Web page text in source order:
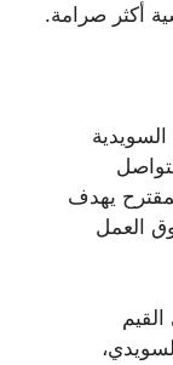
أكثر صرامة.
يهدف
العمل